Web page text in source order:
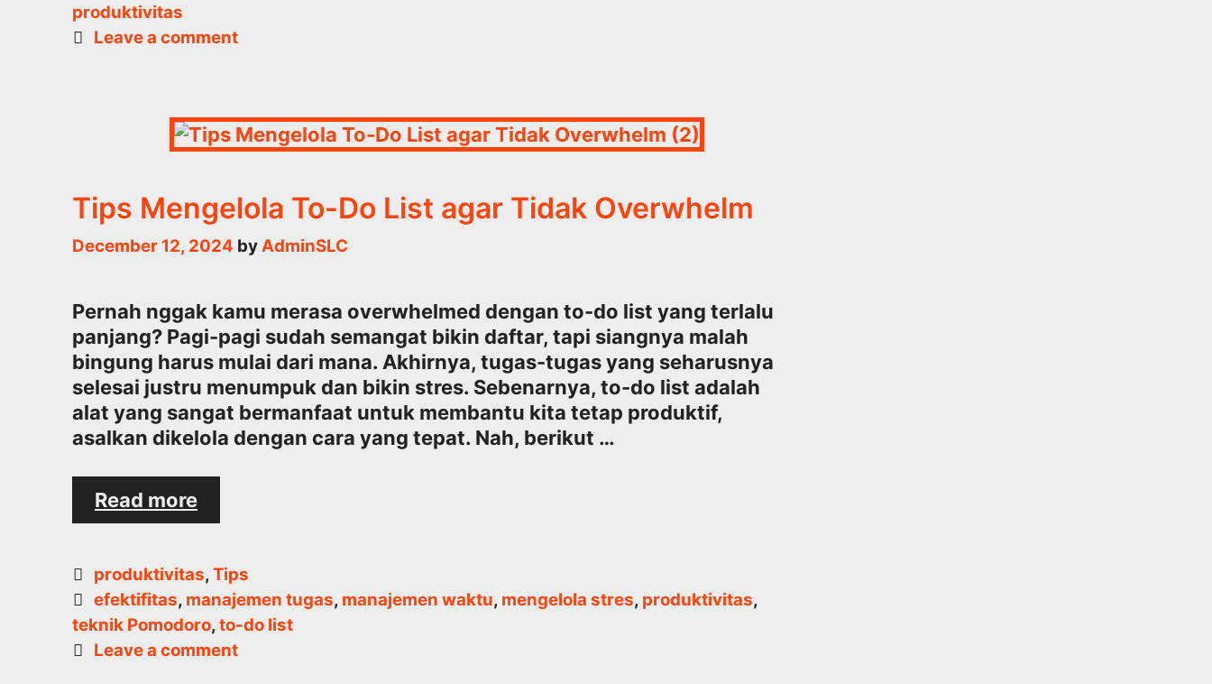
dengan
produktivitas
Leave a comment
Tips Mengelola To-Do List agar Tidak Overwhelm
December 12, 2024 byAdminSLC
Pernah nggak kamu merasa overwhelmed dengan to-do list yang terlalu
panjang? Pagi-pagi sudah semangat bikin daftar, tapi siangnya malah
bingung harus mulai dari mana. Akhirnya, tugas-tugas yang seharusnya
selesai justru menumpuk dan bikin stres. Sebenarnya, to-do list adalah
alat yang sangat bermanfaat untuk membantu kita tetap produktif,
asalkan dikelola dengan cara yang tepat. Nah, berikut …
Read moreTips
Mengelola
Do
List
agar
Tidak
Categories
produktivitas,Tips
Tags
efektifitas, manajemen tugas, manajemen waktu, mengelola stres, produktivitas,
teknik Pomodoro,to-do list
Leave a comment